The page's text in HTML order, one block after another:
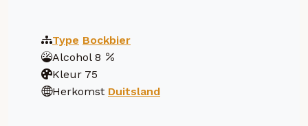
Type Bockbier
Alcohol 8
Kleur 75
Herkomst Duitsland